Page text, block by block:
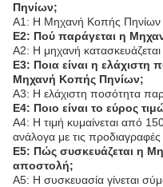
Πηνίων;
Α1: Η Μηχανή Κοπής Πηνίων
Ε2: Πού παράγεται η
Α2: Η μηχανή κατασκευάζεται
Ε3: Ποια είναι η ελάχιστη
Μηχανή Κοπής Πηνίων;
Α3: Η ελάχιστη ποσότητα
Ε4: Ποιο είναι το εύρος
Α4: Η τιμή κυμαίνεται από
ανάλογα με τις προδιαγραφές
Ε5: Πώς συσκευάζεται η
αποστολή;
Α5: Η συσκευασία γίνεται